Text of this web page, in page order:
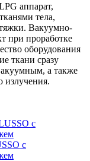
аппарат,
тела,
Вакуумно-
при проработке
оборудования
ткани сразу
а также
излучения.
с